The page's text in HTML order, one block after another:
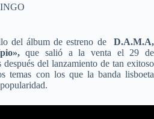
del álbum de estreno de D.A.M.A,
que salió a la venta el 29 de
del lanzamiento de tan exitoso
temas con los que la banda lisboeta